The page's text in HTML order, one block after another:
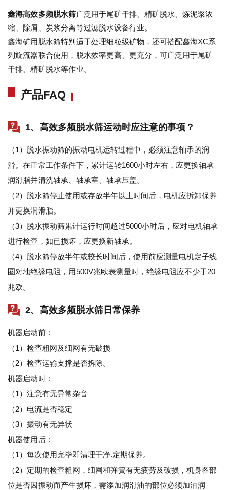
鑫海高效多频脱水筛广泛用于尾矿干排、精矿脱水、炼泥浆浓
缩、除屑、炭浆分离等过滤脱水设备行业。
鑫海矿用脱水筛特别适于处理细粒级矿物，还可搭配鑫海XC系
列旋流器联合使用，脱水效率更高、更充分，可广泛用于尾矿
干排、精矿脱水等作业。
产品FAQ
1、高效多频脱水筛运动时应注意的事项？
（1）脱水振动筛的振动电机运转过程中，必须注意轴承的润
滑。在正常工作条件下，累计运转1600小时左右，应更换轴承
润滑脂并清洗轴承、轴承室、轴承压盖。
（2）脱水筛停止使用或存放半年以上时间后，电机应拆卸保养
并更换润滑脂。
（3）脱水振动筛累计运行时间超过5000小时后，应对电机轴承
进行检查，如已损坏，应更换新轴承。
（4）脱水筛停放半年或较长时间后，使用前应测量电机定子线
圈对地绝缘电阻，用500V兆欧表测量时，绝缘电阻应不少于20
兆欧。
2、高效多频脱水筛日常保养
机器启动前：
（1）检查粗网及细网有无破损
（2）检查运输支撑是否拆除。
机器启动时：
（1）注意有无异常杂音
（2）电流是否稳定
（3）振动有无异状
机器使用后：
（1）每次使用完毕即清理干净.定期保养。
（2）定期的检查粗网，细网和弹簧有无疲劳及破损，机身各部
位是否因振动而产生损坏，需添加润滑油的部位必须加油润